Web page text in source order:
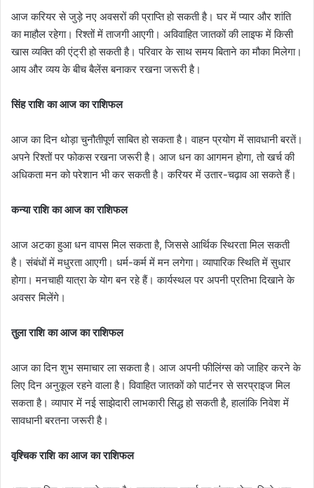
आज करियर से जुड़े नए अवसरों की प्राप्ति हो सकती है। घर में प्यार और शांति
का माहौल रहेगा। रिश्तों में ताजगी आएगी। अविवाहित जातकों की लाइफ में किसी
खास व्यक्ति की एंट्री हो सकती है। परिवार के साथ समय बिताने का मौका मिलेगा।
आय और व्यय के बीच बैलेंस बनाकर रखना जरूरी है।
सिंह राशि का आज का राशिफल
आज का दिन थोड़ा चुनौतीपूर्ण साबित हो सकता है। वाहन प्रयोग में सावधानी बरतें।
अपने रिश्तों पर फोकस रखना जरूरी है। आज धन का आगमन होगा, तो खर्च की
अधिकता मन को परेशान भी कर सकती है। करियर में उतार-चढ़ाव आ सकते हैं।
कन्या राशि का आज का राशिफल
आज अटका हुआ धन वापस मिल सकता है, जिससे आर्थिक स्थिरता मिल सकती
है। संबंधों में मधुरता आएगी। धर्म-कर्म में मन लगेगा। व्यापारिक स्थिति में सुधार
होगा। मनचाही यात्रा के योग बन रहे हैं। कार्यस्थल पर अपनी प्रतिभा दिखाने के
अवसर मिलेंगे।
तुला राशि का आज का राशिफल
आज का दिन शुभ समाचार ला सकता है। आज अपनी फीलिंग्स को जाहिर करने के
लिए दिन अनुकूल रहने वाला है। विवाहित जातकों को पार्टनर से सरप्राइज मिल
सकता है। व्यापार में नई साझेदारी लाभकारी सिद्ध हो सकती है, हालांकि निवेश में
सावधानी बरतना जरूरी है।
वृश्चिक राशि का आज का राशिफल